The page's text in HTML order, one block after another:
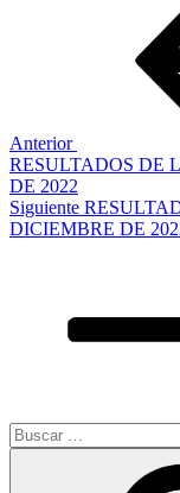
Anterior
RESULTADOS DE
DE 2022
Siguiente
entrada
Siguiente
DICIEMBRE DE
Buscar
por: